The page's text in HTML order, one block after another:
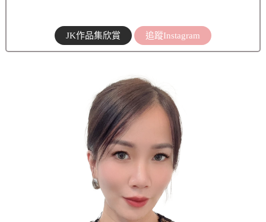
JK作品集欣賞 追蹤Instagram